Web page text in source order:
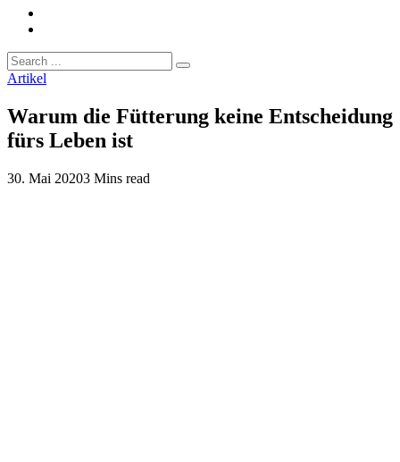
Artikel
Warum die Fütterung keine Entscheidung
fürs Leben ist
30. Mai 20203 Mins read